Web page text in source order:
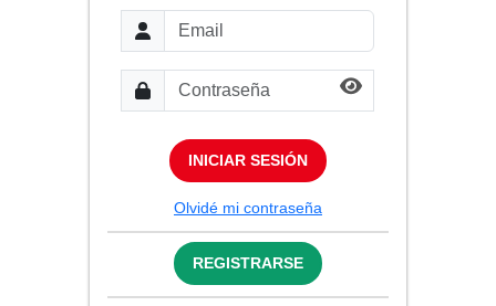
INICIAR SESIÓN
Olvidé mi contraseña
REGISTRARSE